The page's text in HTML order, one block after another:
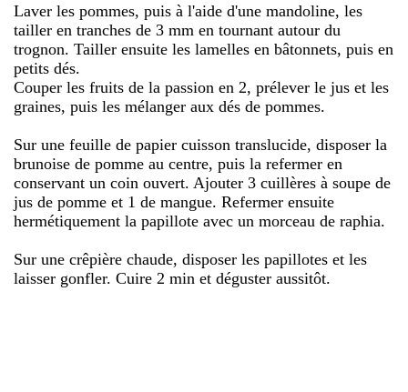
Laver les pommes, puis à l'aide d'une mandoline, les
tailler en tranches de 3 mm en tournant autour du
trognon. Tailler ensuite les lamelles en bâtonnets, puis en
petits dés.
Couper les fruits de la passion en 2, prélever le jus et les
graines, puis les mélanger aux dés de pommes.
Sur une feuille de papier cuisson translucide, disposer la
brunoise de pomme au centre, puis la refermer en
conservant un coin ouvert. Ajouter 3 cuillères à soupe de
jus de pomme et 1 de mangue. Refermer ensuite
hermétiquement la papillote avec un morceau de raphia.
Sur une crêpière chaude, disposer les papillotes et les
laisser gonfler. Cuire 2 min et déguster aussitôt.